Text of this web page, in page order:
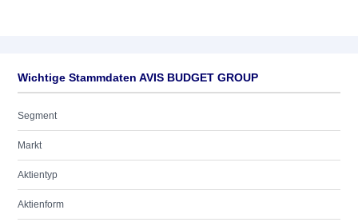
Wichtige Stammdaten AVIS BUDGET GROUP
Segment
Markt
Aktientyp
Aktienform